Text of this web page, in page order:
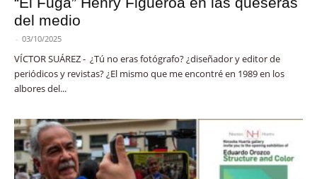
del medio
- 03/10/2025
VÍCTOR SUÁREZ - ¿Tú no eras fotógrafo? ¿diseñador y editor de
periódicos y revistas? ¿El mismo que me encontré en 1989 en los
albores del...